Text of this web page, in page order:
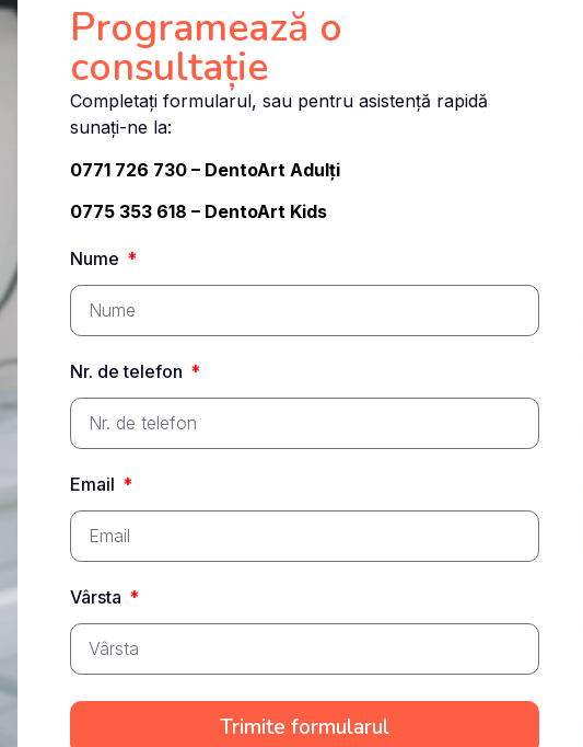
Programează o
consultație
Completați formularul, sau pentru asistență rapidă
sunați-ne la:
0771 726 730 – DentoArt Adulți
0775 353 618 – DentoArt Kids
Nume
Nr. de telefon
Email
Vârsta
Trimite formularul